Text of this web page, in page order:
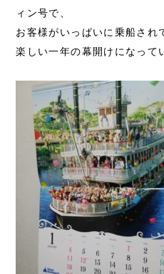
ィン号で、
お客様がいっぱいに乗船され
楽しい一年の幕開けになって